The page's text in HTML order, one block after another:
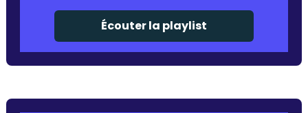
Écouter la playlist